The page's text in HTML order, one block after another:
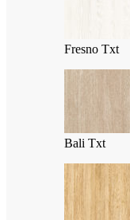
Fresno Txt
Bali Txt